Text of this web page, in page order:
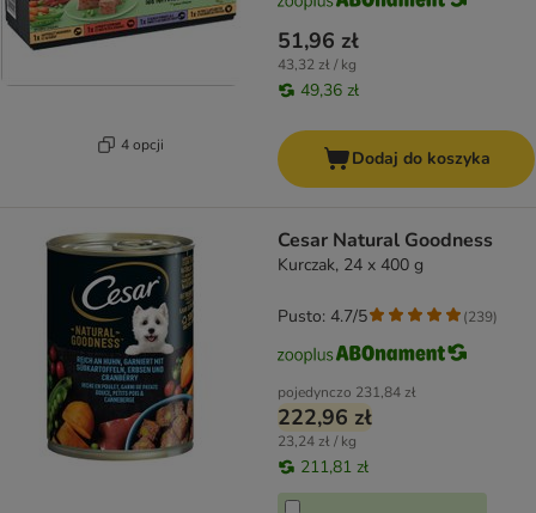
4 opcji
51,96 zł
43,32 zł / kg
49,36 zł
Dodaj do koszyka
Cesar Natural Goodness
Kurczak, 24 x 400 g
pojedynczo 231,84 zł
222,96 zł
23,24 zł / kg
211,81 zł
Pusto: 4.7/5 (239)